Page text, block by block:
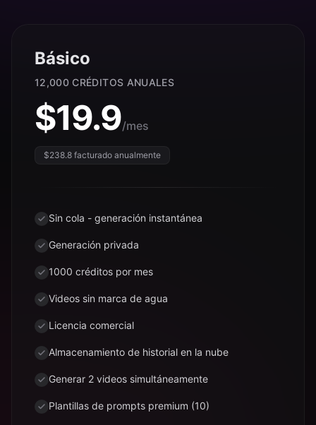
Básico
12,000 CRÉDITOS ANUALES
$19.9/mes
$238.8 facturado anualmente
Sin cola - generación instantánea
Generación privada
1000 créditos por mes
Videos sin marca de agua
Licencia comercial
Almacenamiento de historial en la nube
Generar 2 videos simultáneamente
Plantillas de prompts premium (10)